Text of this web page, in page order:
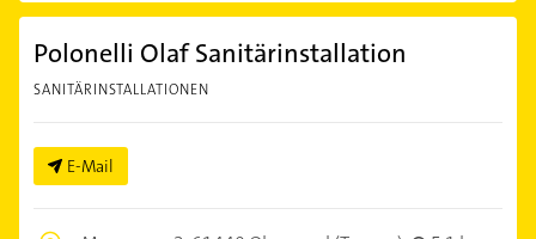
Polonelli Olaf Sanitärinstallation
SANITÄRINSTALLATIONEN
E-Mail